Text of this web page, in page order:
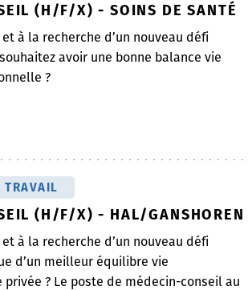
(H/F/X) - SOINS DE SANTÉ
à la recherche d’un nouveau défi
avoir une bonne balance vie
?
TRAVAIL
(H/F/X) - HAL/GANSHOREN
à la recherche d’un nouveau défi
d’un meilleur équilibre vie
? Le poste de médecin-conseil au